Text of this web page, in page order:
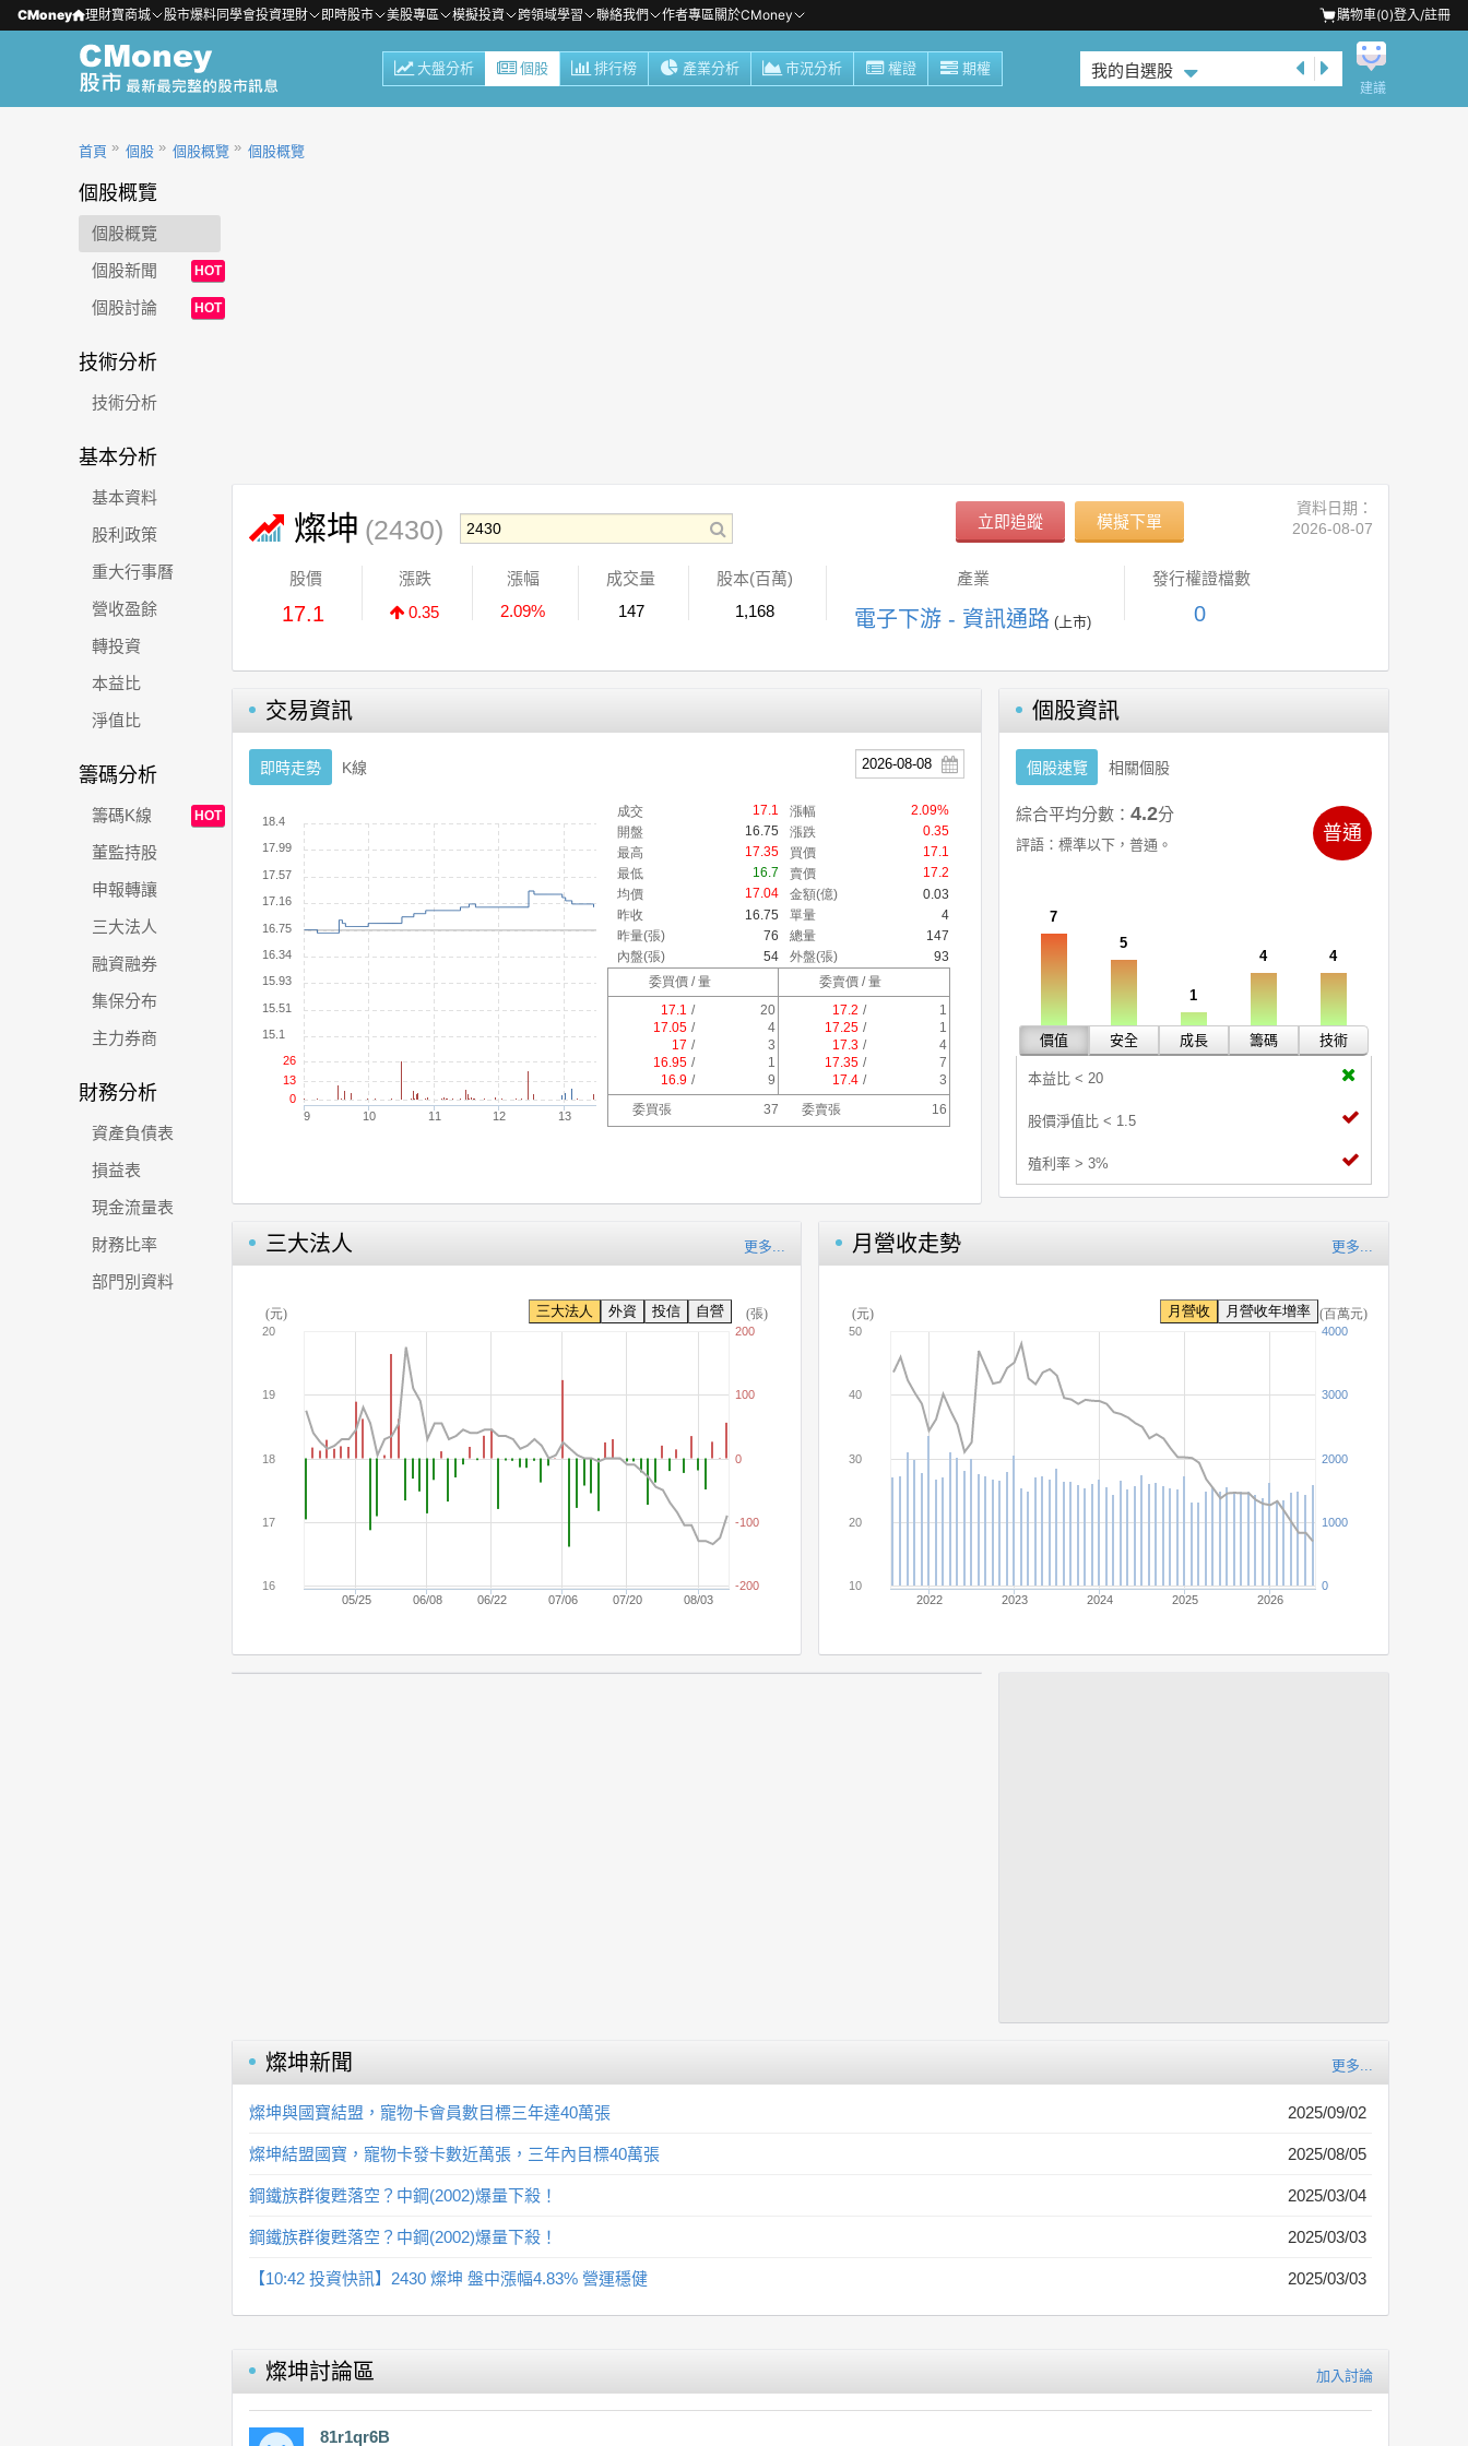
CMoney 理財寶商城 股市爆料同學會投資理財 即時股市 美股專區 模擬投資 跨領域學習 聯絡我們 作者專區關於CMoney 購物車(0)登入/註冊
大盤分析 個股 排行榜 產業分析 市況分析 權證 期權 我的自選股
建議
首頁 個股 個股概覽 個股概覽
個股概覽
個股概覽
個股新聞
HOT
個股討論 HOT
技術分析
技術分析
基本分析
基本資料
股利政策
重大行事曆
營收盈餘
轉投資
本益比
淨值比
籌碼分析
籌碼K線 HOT
董監持股
申報轉讓
三大法人
融資融券
集保分布
主力券商
財務分析
資產負債表
損益表
現金流量表
財務比率
部門別資料
燦坤 (2430) 立即追蹤 模擬下單
資料日期：
2026-08-07
股價
17.1
漲跌
0.35
漲幅
2.09%
成交量
147
股本(百萬)
1,168
產業
電子下游 - 資訊通路 (上市)
發行權證檔數
0
交易資訊
即時走勢 K線
個股資訊
個股速覽 相關個股
綜合平均分數： 4.2分
評語： 標準以下，普通。
普通
7
價值
5
安全
1
成長
4
籌碼
4
技術
本益比 < 20
股價淨值比 < 1.5
殖利率 > 3%
三大法人 更多... 月營收走勢 更多...
燦坤新聞 更多...
燦坤與國寶結盟，寵物卡會員數目標三年達40萬張 2025/09/02
燦坤結盟國寶，寵物卡發卡數近萬張，三年內目標40萬張 2025/08/05
鋼鐵族群復甦落空？中鋼(2002)爆量下殺！ 2025/03/04
鋼鐵族群復甦落空？中鋼(2002)爆量下殺！ 2025/03/03
【10:42 投資快訊】2430 燦坤 盤中漲幅4.83% 營運穩健 2025/03/03
燦坤討論區 加入討論
81r1qr6B